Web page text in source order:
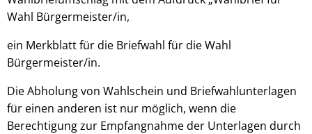
Wahl Bürgermeister/in,
ein Merkblatt für die Briefwahl für die Wahl
Bürgermeister/in.
Die Abholung von Wahlschein und Briefwahlunterlagen
für einen anderen ist nur möglich, wenn die
Berechtigung zur Empfangnahme der Unterlagen durch